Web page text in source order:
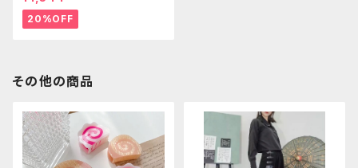
20%OFF
その他の商品